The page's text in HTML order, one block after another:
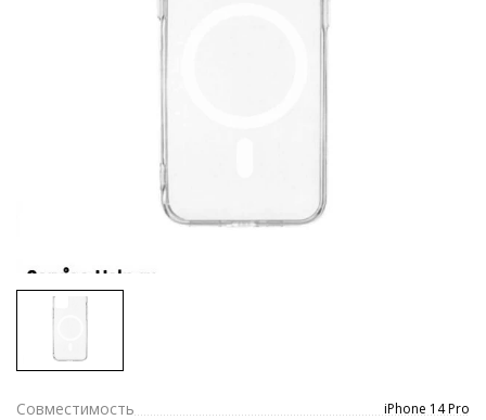
Совместимость iPhone 14 Pro